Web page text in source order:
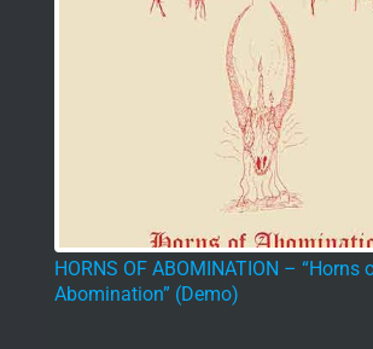
HORNS OF ABOMINATION – “Horns of
Abomination” (Demo)